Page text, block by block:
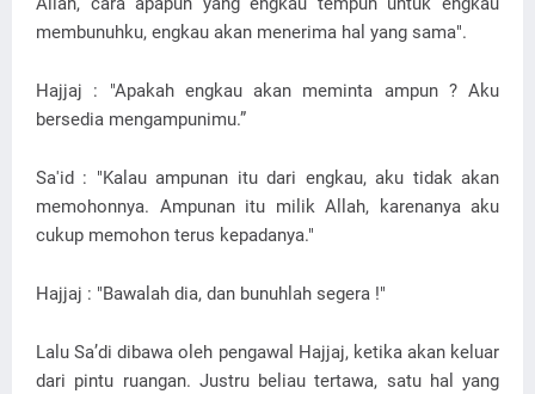
membunuhku, engkau akan menerima hal yang sama".
Hajjaj : "Apakah engkau akan meminta ampun ? Aku
bersedia mengampunimu.”
Sa'id : "Kalau ampunan itu dari engkau, aku tidak akan
memohonnya. Ampunan itu milik Allah, karenanya aku
cukup memohon terus kepadanya."
Hajjaj : "Bawalah dia, dan bunuhlah segera !"
Lalu Sa’di dibawa oleh pengawal Hajjaj, ketika akan keluar
dari pintu ruangan. Justru beliau tertawa, satu hal yang